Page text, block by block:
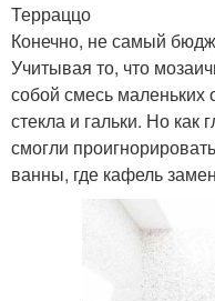
Терраццо
Конечно, не самый
Учитывая то, что
собой смесь маленьких
стекла и гальки. Но
смогли
ванны, где кафель